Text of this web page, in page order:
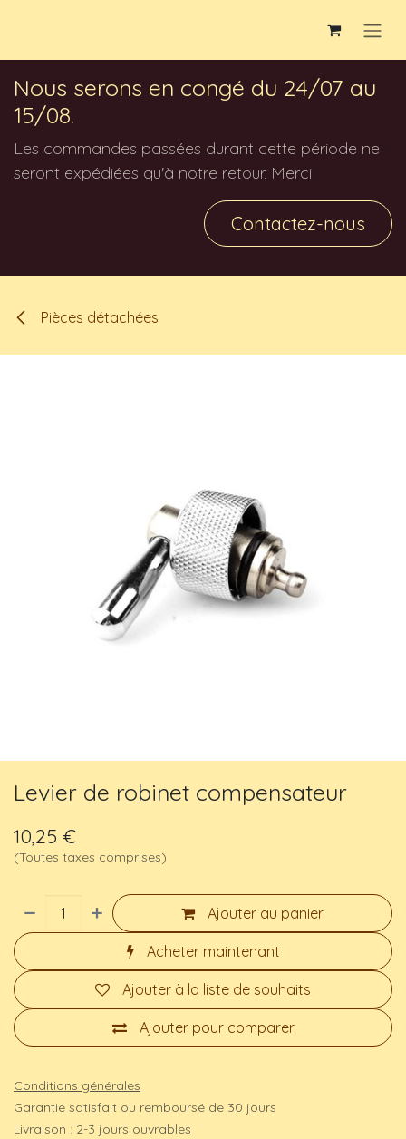
Nous serons en congé du 24/07 au
15/08.
Les commandes passées durant cette période ne
seront expédiées qu'à notre retour. Merci
Contactez-nous
Pièces détachées
Levier de robinet compensateur
10,25 €
(Toutes taxes comprises)
Ajouter au panier
Acheter maintenant
Ajouter pour comparer
Ajouter à la liste de souhaits
Conditions générales
Garantie satisfait ou remboursé de 30 jours
Livraison : 2-3 jours ouvrables